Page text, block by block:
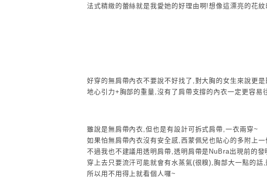
法式精緻的蕾絲就是我愛她的好理由啊!想像這漂亮的花
好穿的無肩帶內衣不要說不好找了,對大胸的女生來說更是
地心引力+胸部的重量,沒有了肩帶支撐的內衣一定更容易
雖說是無肩帶內衣,但也是有設計可拆式肩帶,一衣兩穿~
如果怕無肩帶內衣沒有安全感,西蒙佩兒也貼心的多附上
不過我也不建議用透明肩帶,透明肩帶是NuBra出現前的發
穿上去只要流汗可能就會有水蒸氣(很糗),胸部大一點的
所以用不用得上就看個人囉~